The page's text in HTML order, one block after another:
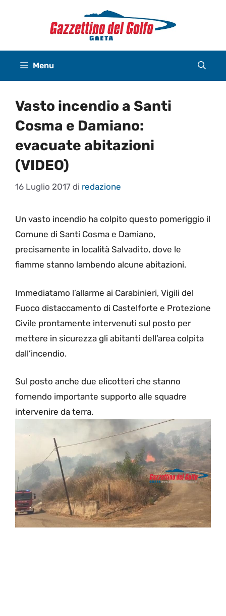
Menu
Vasto incendio a Santi
Cosma e Damiano:
evacuate abitazioni
(VIDEO)
16 Luglio 2017 di redazione
Un vasto incendio ha colpito questo pomeriggio il
Comune di Santi Cosma e Damiano,
precisamente in località Salvadito, dove le
fiamme stanno lambendo alcune abitazioni.
Immediatamo l’allarme ai Carabinieri, Vigili del
Fuoco distaccamento di Castelforte e Protezione
Civile prontamente intervenuti sul posto per
mettere in sicurezza gli abitanti dell’area colpita
dall’incendio.
Sul posto anche due elicotteri che stanno
fornendo importante supporto alle squadre
intervenire da terra.